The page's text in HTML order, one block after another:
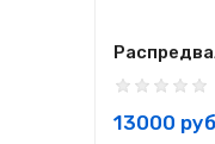
13000